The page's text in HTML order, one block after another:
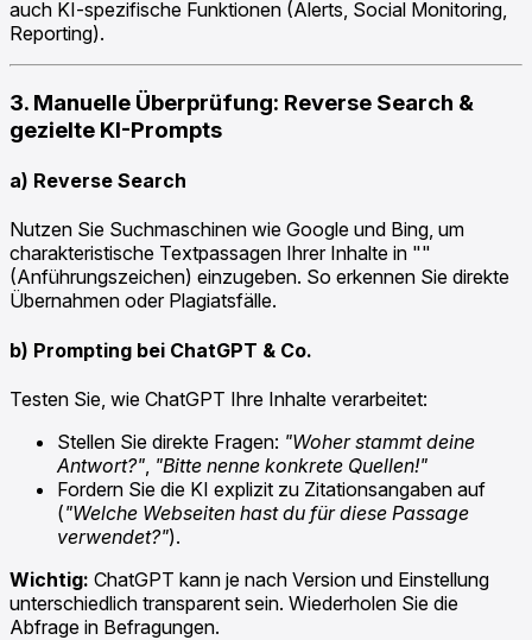
auch KI-spezifische Funktionen (Alerts, Social Monitoring,
Reporting).
3. Manuelle Überprüfung: Reverse Search &
gezielte KI-Prompts
a) Reverse Search
Nutzen Sie Suchmaschinen wie Google und Bing, um
charakteristische Textpassagen Ihrer Inhalte in ""
(Anführungszeichen) einzugeben. So erkennen Sie direkte
Übernahmen oder Plagiatsfälle.
b) Prompting bei ChatGPT & Co.
Testen Sie, wie ChatGPT Ihre Inhalte verarbeitet:
Stellen Sie direkte Fragen: "Woher stammt deine
Antwort?" "Bitte nenne konkrete Quellen!"
Fordern Sie die KI explizit zu Zitationsangaben auf
("Welche Webseiten hast du für diese Passage
verwendet?").
Wichtig: ChatGPT kann je nach Version und Einstellung
unterschiedlich transparent sein. Wiederholen Sie die
Abfrage in Befragungen.